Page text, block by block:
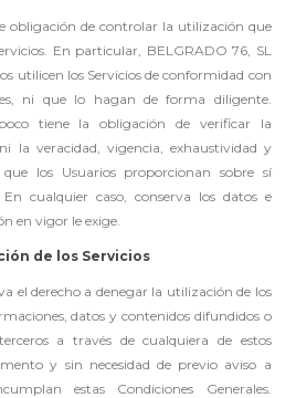
obligación de controlar la utilización que
En particular, BELGRADO 76, SL
utilicen los Servicios de conformidad con
ni que lo hagan de forma diligente.
tiene la obligación de verificar la
la veracidad, vigencia, exhaustividad y
los Usuarios proporcionan sobre sí
cualquier caso, conserva los datos e
en vigor le exige.
de los Servicios
el derecho a denegar la utilización de los
datos y contenidos difundidos o
a través de cualquiera de estos
y sin necesidad de previo aviso a
estas Condiciones Generales.